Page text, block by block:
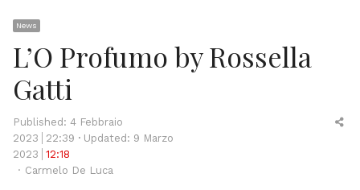
News
L’O Profumo by Rossella
Gatti
Published: 4 Febbraio
2023
22:39
Updated: 9 Marzo
2023
12:18
Author
Carmelo De Luca